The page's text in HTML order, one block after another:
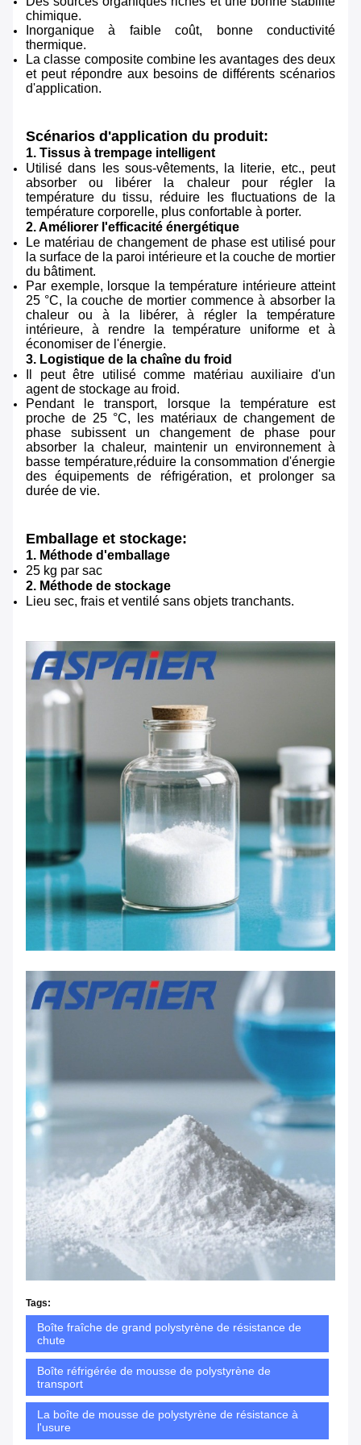
chimique.
Inorganique à faible coût, bonne conductivité
thermique.
La classe composite combine les avantages des deux
et peut répondre aux besoins de différents scénarios
d'application.
Scénarios d'application du produit:
1. Tissus à trempage intelligent
Utilisé dans les sous-vêtements, la literie, etc., peut
absorber ou libérer la chaleur pour régler la
température du tissu, réduire les fluctuations de la
température corporelle, plus confortable à porter.
2. Améliorer l'efficacité énergétique
Le matériau de changement de phase est utilisé pour
la surface de la paroi intérieure et la couche de mortier
du bâtiment.
Par exemple, lorsque la température intérieure atteint
25 °C, la couche de mortier commence à absorber la
chaleur ou à la libérer, à régler la température
intérieure, à rendre la température uniforme et à
économiser de l'énergie.
3. Logistique de la chaîne du froid
Il peut être utilisé comme matériau auxiliaire d'un
agent de stockage au froid.
Pendant le transport, lorsque la température est
proche de 25 °C, les matériaux de changement de
phase subissent un changement de phase pour
absorber la chaleur, maintenir un environnement à
basse température,réduire la consommation d'énergie
des équipements de réfrigération, et prolonger sa
durée de vie.
Emballage et stockage:
1. Méthode d'emballage
25 kg par sac
2. Méthode de stockage
Lieu sec, frais et ventilé sans objets tranchants.
Tags:
Boîte fraîche de grand polystyrène de résistance de
chute
Boîte réfrigérée de mousse de polystyrène de
transport
La boîte de mousse de polystyrène de résistance à
l'usure